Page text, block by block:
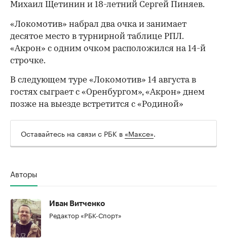
Михаил Щетинин и 18-летний Сергей Пиняев.
00:00 / 00:00
«Локомотив» набрал два очка и занимает
десятое место в турнирной таблице РПЛ.
«Акрон» с одним очком расположился на 14-й
строчке.
В следующем туре «Локомотив» 14 августа в
гостях сыграет с «Оренбургом», «Акрон» днем
позже на выезде встретится с «Родиной»
Оставайтесь на связи с РБК в «Максе».
Авторы
Иван Витченко
Редактор «РБК-Спорт»